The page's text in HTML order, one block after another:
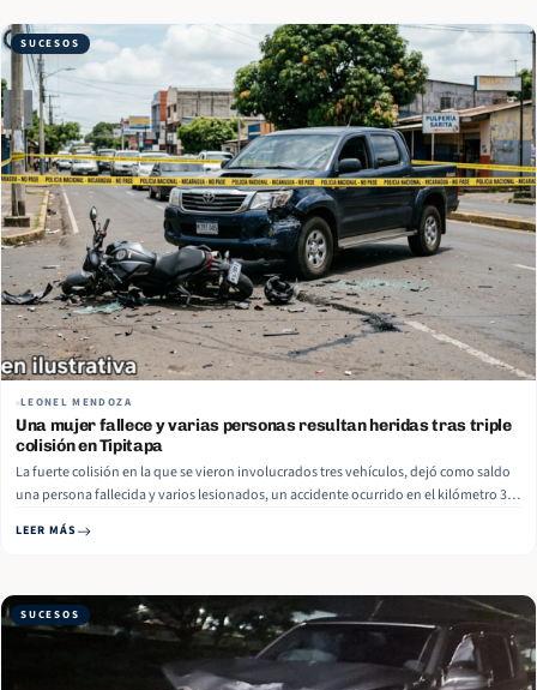
SUCESOS
LEONEL MENDOZA
Una mujer fallece y varias personas resultan heridas tras triple
colisión en Tipitapa
La fuerte colisión en la que se vieron involucrados tres vehículos, dejó como saldo
una persona fallecida y varios lesionados, un accidente ocurrido en el kilómetro 38
mortal fue identificada como Yamilia Salmerón,… Read More
LEER MÁS
SUCESOS